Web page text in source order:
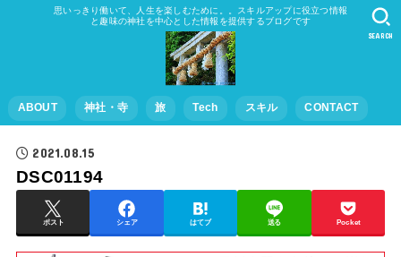
思いっきり働いて、人生を楽しむために。。スキルアップに役立つ情報
と趣味の神社を中心とした情報を提供するブログです
ABOUT 神社・寺 旅 Tech スキル CONTACT
SEARCH
2021.08.15
DSC01194
ポスト シェア はてブ 送る Pocket